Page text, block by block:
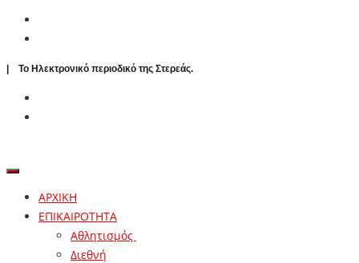
| To Ηλεκτρονικό περιοδικό της Στερεάς.
ΑΡΧΙΚΗ
ΕΠΙΚΑΙΡΟΤΗΤΑ
Αθλητισμός
Διεθνή